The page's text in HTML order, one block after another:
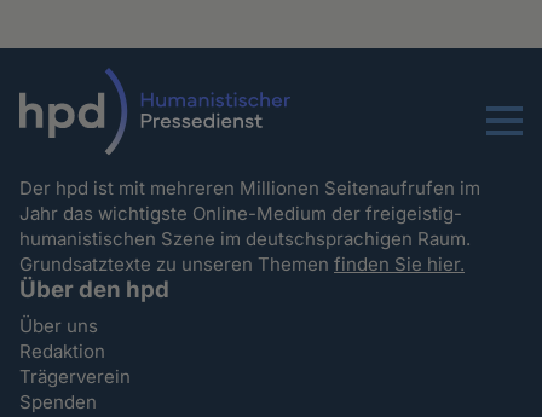
Menu
Der hpd ist mit mehreren Millionen Seitenaufrufen im
Jahr das wichtigste Online-Medium der freigeistig-
humanistischen Szene im deutschsprachigen Raum.
Grundsatztexte zu unseren Themenfinden Sie hier.
Über den hpd
Über uns
Redaktion
Trägerverein
Spenden